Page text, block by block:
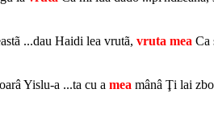
...dau Haidi lea vrutã, vruta mea Ca
Yislu-a ...ta cu a mea mânâ Ţi lai